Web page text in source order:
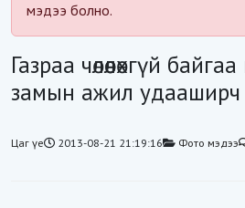
мэдээ болно.
Газраа чөлөөлөхгүй
замын ажил удааширч
Цаг үе 2013-08-21 21:19:16 Фото мэдээ